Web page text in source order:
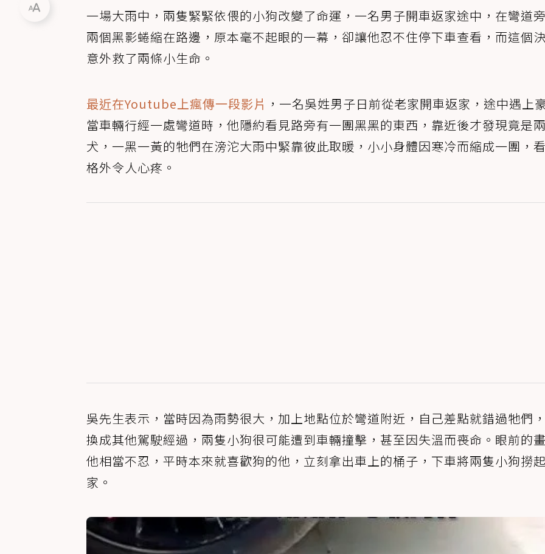
一場大雨中，兩隻緊緊依偎的小狗改變了命運，一名男子開車返家途中，在彎道
兩個黑影蜷縮在路邊，原本毫不起眼的一幕，卻讓他忍不住停下車查看，而這個
意外救了兩條小生命。
最近在Youtube上瘋傳一段影片 ，一名吳姓男子日前從老家開車返家，途中遇上
當車輛行經一處彎道時，他隱約看見路旁有一團黑黑的東西，靠近後才發現竟是
犬，一黑一黃的牠們在滂沱大雨中緊靠彼此取暖，小小身體因寒冷而縮成一團，
格外令人心疼。
吳先生表示，當時因為雨勢很大，加上地點位於彎道附近，自己差點就錯過牠們
換成其他駕駛經過，兩隻小狗很可能遭到車輛撞擊，甚至因失溫而喪命。眼前的
他相當不忍，平時本來就喜歡狗的他，立刻拿出車上的桶子，下車將兩隻小狗撈
家。